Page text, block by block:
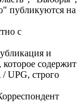
публикуются на
с
и
содержит
UPG, строго